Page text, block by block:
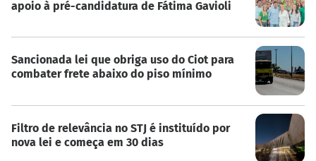
apoio à pré-candidatura de Fátima Gavioli
Sancionada lei que obriga uso do Ciot para
combater frete abaixo do piso mínimo
Filtro de relevância no STJ é instituído por
nova lei e começa em 30 dias